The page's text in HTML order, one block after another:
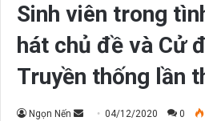
Sinh viên trong
hát chủ đề và Cử
Truyền thống lần
Ngọn Nến
Send 04/12/2020 0